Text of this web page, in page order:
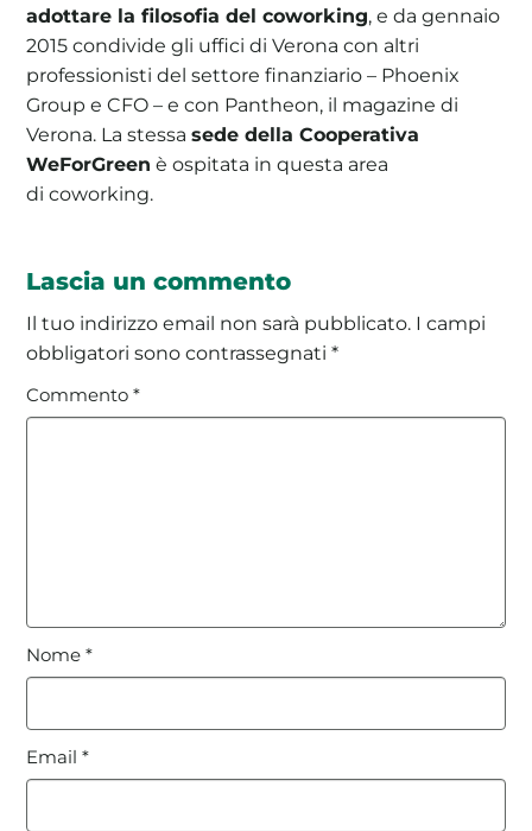
adottare la filosofia del coworking, e da gennaio
2015 condivide gli uffici di Verona con altri
professionisti del settore finanziario – Phoenix
Group e CFO – e con Pantheon, il magazine di
Verona. La stessasede della Cooperativa
WeForGreen è ospitata in questa area
di coworking.
Lascia un commento
Il tuo indirizzo email non sarà pubblicato. I campi
obbligatori sono contrassegnati*
Commento*
Nome*
Email*